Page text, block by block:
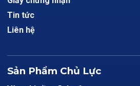
Tin tức
Liên hệ
Sản Phẩm Chủ Lực